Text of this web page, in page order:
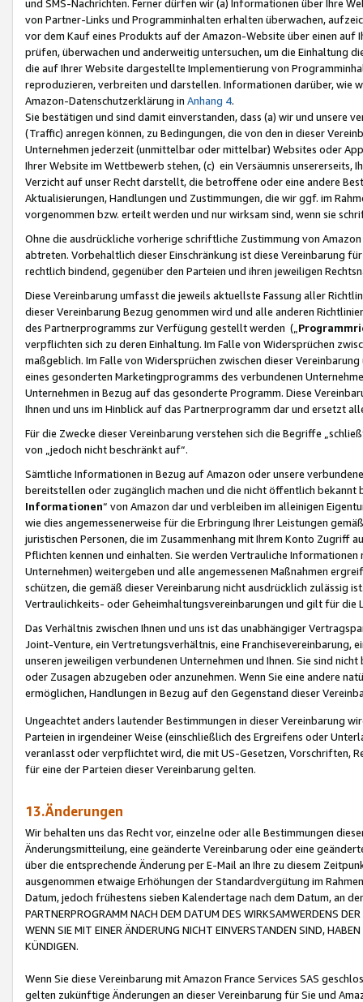
und SMS-Nachrichten. Ferner dürfen wir (a) Informationen über Ihre
von Partner-Links und Programminhalten erhalten überwachen,
vor dem Kauf eines Produkts auf der Amazon-Website über einen
prüfen, überwachen und anderweitig untersuchen, um die Einhaltung
die auf Ihrer Website dargestellte Implementierung von
reproduzieren, verbreiten und darstellen. Informationen darüber, wie
Amazon-Datenschutzerklärung in Anhang 4.
Sie bestätigen und sind damit einverstanden, dass (a) wir und
(Traffic) anregen können, zu Bedingungen, die von den in dieser
Unternehmen jederzeit (unmittelbar oder mittelbar) Websites oder
Ihrer Website im Wettbewerb stehen, (c) ein Versäumnis unsererseits,
Verzicht auf unser Recht darstellt, die betroffene oder eine andere
Aktualisierungen, Handlungen und Zustimmungen, die wir ggf. im
vorgenommen bzw. erteilt werden und nur wirksam sind, wenn sie
Ohne die ausdrückliche vorherige schriftliche Zustimmung von
abtreten. Vorbehaltlich dieser Einschränkung ist diese Vereinbarung
rechtlich bindend, gegenüber den Parteien und ihren jeweiligen
Diese Vereinbarung umfasst die jeweils aktuellste Fassung aller
dieser Vereinbarung Bezug genommen wird und alle anderen
des Partnerprogramms zur Verfügung gestellt werden („
verpflichten sich zu deren Einhaltung. Im Falle von Widersprüchen
maßgeblich. Im Falle von Widersprüchen zwischen dieser
eines gesonderten Marketingprogramms des verbundenen
Unternehmen in Bezug auf das gesonderte Programm. Diese
Ihnen und uns im Hinblick auf das Partnerprogramm dar und ersetzt
Für die Zwecke dieser Vereinbarung verstehen sich die Begriffe
von „jedoch nicht beschränkt auf“.
Sämtliche Informationen in Bezug auf Amazon oder unsere
bereitstellen oder zugänglich machen und die nicht öffentlich
Informationen“ von Amazon dar und verbleiben im alleinigen
wie dies angemessenerweise für die Erbringung Ihrer Leistungen
juristischen Personen, die im Zusammenhang mit Ihrem Konto
Pflichten kennen und einhalten. Sie werden Vertrauliche
Unternehmen) weitergeben und alle angemessenen Maßnahmen
schützen, die gemäß dieser Vereinbarung nicht ausdrücklich zulässig
Vertraulichkeits- oder Geheimhaltungsvereinbarungen und gilt für die
Das Verhältnis zwischen Ihnen und uns ist das unabhängiger
Joint-Venture, ein Vertretungsverhältnis, eine Franchisevereinbarung,
unseren jeweiligen verbundenen Unternehmen und Ihnen. Sie sind
oder Zusagen abzugeben oder anzunehmen. Wenn Sie eine andere
ermöglichen, Handlungen in Bezug auf den Gegenstand dieser
Ungeachtet anders lautender Bestimmungen in dieser Vereinbarung
Parteien in irgendeiner Weise (einschließlich des Ergreifens oder
veranlasst oder verpflichtet wird, die mit US-Gesetzen, Vorschriften,
für eine der Parteien dieser Vereinbarung gelten.
13.Änderungen
Wir behalten uns das Recht vor, einzelne oder alle Bestimmungen
Änderungsmitteilung, eine geänderte Vereinbarung oder eine
über die entsprechende Änderung per E-Mail an Ihre zu diesem
ausgenommen etwaige Erhöhungen der Standardvergütung im
Datum, jedoch frühestens sieben Kalendertage nach dem Datum, an
PARTNERPROGRAMM NACH DEM DATUM DES WIRKSAMWERDENS
WENN SIE MIT EINER ÄNDERUNG NICHT EINVERSTANDEN SIND,
KÜNDIGEN.
Wenn Sie diese Vereinbarung mit Amazon France Services SAS
gelten zukünftige Änderungen an dieser Vereinbarung für Sie und